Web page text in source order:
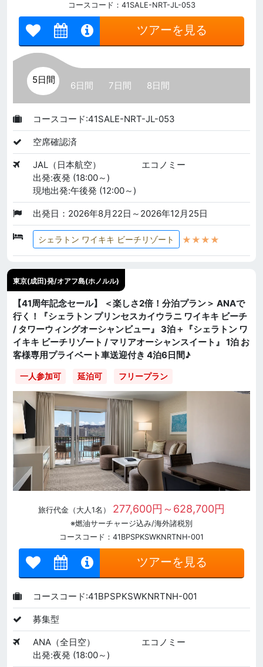
コースコード：41SALE-NRT-JL-053
ツアーを見る
5日間
6日間 7日間 8日間
コースコード:41SALE-NRT-JL-053
空席確認済
JAL（日本航空）
エコノミー
出発:夜発 (18:00～)
現地出発:午後発 (12:00～)
出発日：2026年8月22日～2026年12月25日
シェラトン ワイキキ ビーチリゾート ★★★★
東京(成田)発/オアフ島(ホノルル)
【41周年記念セール】 ＜楽しさ2倍！分泊プラン＞ ANAで
行く！『シェラトン プリンセスカイウラニ ワイキキ ビーチ
/ タワーウィングオーシャンビュー』 3泊＋『シェラトン ワ
イキキ ビーチリゾート / マリアオーシャンスイート』 1泊 お
客様専用プライベート車送迎付き 4泊6日間♪
一人参加可 延泊可 フリープラン
旅行代金（大人1名） 277,600円～628,700円
※燃油サーチャージ込み/海外諸税別
コースコード：41BPSPKSWKNRTNH-001
ツアーを見る
コースコード:41BPSPKSWKNRTNH-001
募集型
ANA（全日空）
エコノミー
出発:夜発 (18:00～)